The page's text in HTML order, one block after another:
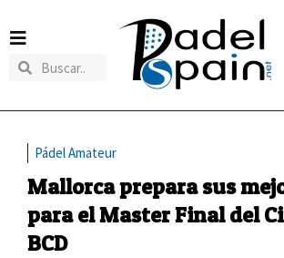
Pádel Amateur
Mallorca prepara sus
para el Master Final del
BCD